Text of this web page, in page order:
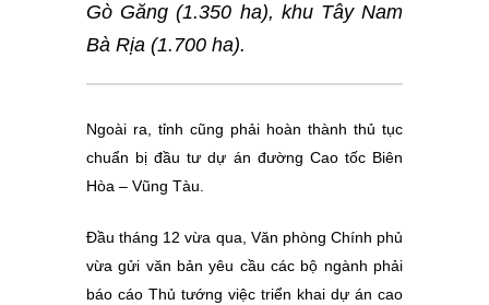
Gò Găng (1.350 ha), khu Tây Nam
Bà Rịa (1.700 ha).
Ngoài ra, tỉnh cũng phải hoàn thành thủ tục
chuẩn bị đầu tư dự án đường Cao tốc Biên
Hòa – Vũng Tàu.
Đầu tháng 12 vừa qua, Văn phòng Chính phủ
vừa gửi văn bản yêu cầu các bộ ngành phải
báo cáo Thủ tướng việc triển khai dự án cao